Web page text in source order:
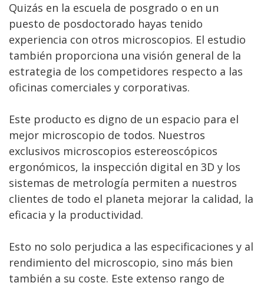
Quizás en la escuela de posgrado o en un
puesto de posdoctorado hayas tenido
experiencia con otros microscopios. El estudio
también proporciona una visión general de la
estrategia de los competidores respecto a las
oficinas comerciales y corporativas.
Este producto es digno de un espacio para el
mejor microscopio de todos. Nuestros
exclusivos microscopios estereoscópicos
ergonómicos, la inspección digital en 3D y los
sistemas de metrología permiten a nuestros
clientes de todo el planeta mejorar la calidad, la
eficacia y la productividad.
Esto no solo perjudica a las especificaciones y al
rendimiento del microscopio, sino más bien
también a su coste. Este extenso rango de